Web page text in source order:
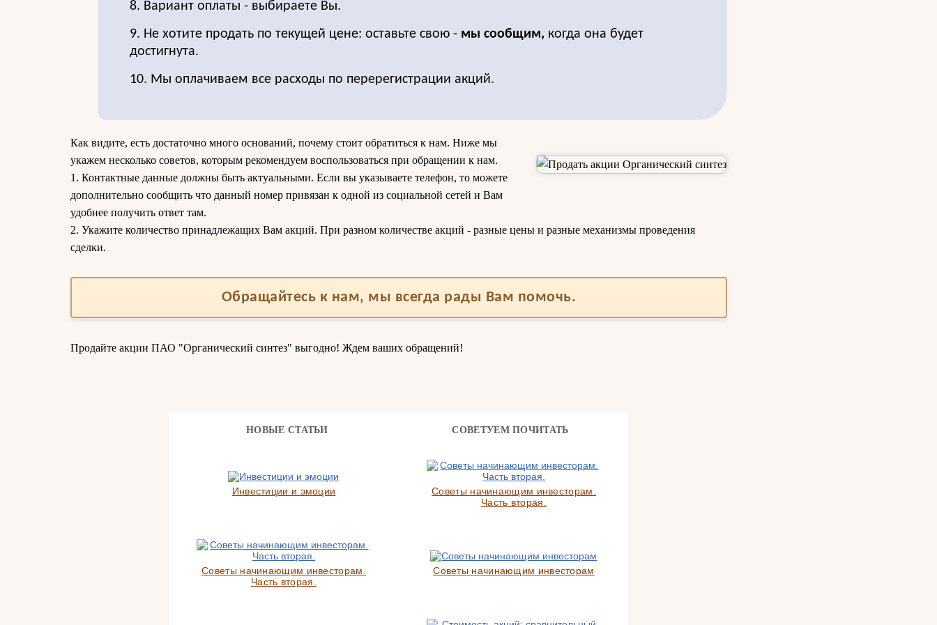
8. Вариант оплаты - выбираете Вы.
9. Не хотите продать по текущей цене: оставьте свою - мы сообщим, когда она будет
достигнута.
10. Мы оплачиваем все расходы по перерегистрации акций.
Как видите, есть достаточно много оснований, почему стоит обратиться к нам. Ниже мы
укажем несколько советов, которым рекомендуем воспользоваться при обращении к нам.
1. Контактные данные должны быть актуальными. Если вы указываете телефон, то можете
дополнительно сообщить что данный номер привязан к одной из социальной сетей и Вам
удобнее получить ответ там.
2. Укажите количество принадлежащих Вам акций. При разном количестве акций - разные цены и разные механизмы проведения
сделки.
Обращайтесь к нам, мы всегда рады Вам помочь.
Продайте акции ПАО "Органический синтез" выгодно! Ждем ваших обращений!
НОВЫЕ СТАТЬИ СОВЕТУЕМ ПОЧИТАТЬ
Инвестиции и эмоции
Советы начинающим инвесторам.
Часть вторая.
Советы начинающим инвесторам.
Часть вторая.
Советы начинающим инвесторам